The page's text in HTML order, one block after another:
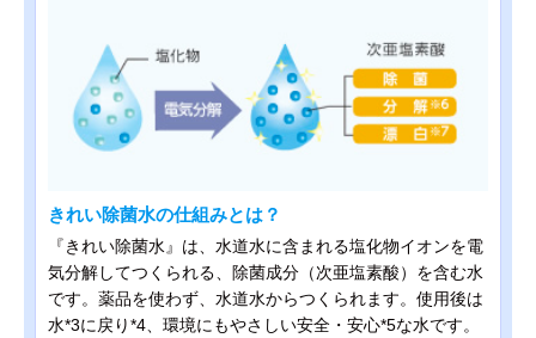
きれい除菌水の仕組みとは？
『きれい除菌水』は、水道水に含まれる塩化物イオンを電
気分解してつくられる、除菌成分（次亜塩素酸）を含む水
です。薬品を使わず、水道水からつくられます。使用後は
水*3に戻り*4、環境にもやさしい安全・安心*5な水です。